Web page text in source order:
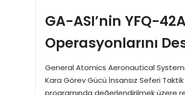
GA-ASI’nin YFQ-
Operasyonlarını
General Atomics Aeronautical
Kara Görev Gücü İnsansız Seferi
programında değerlendirilmek üzere